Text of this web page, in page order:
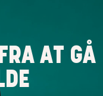
AT GÅ